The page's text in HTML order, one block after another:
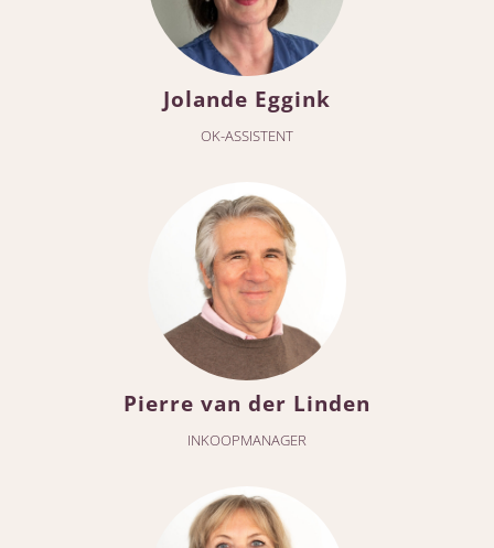
Jolande Eggink
OK-ASSISTENT
Pierre van der Linden
INKOOPMANAGER